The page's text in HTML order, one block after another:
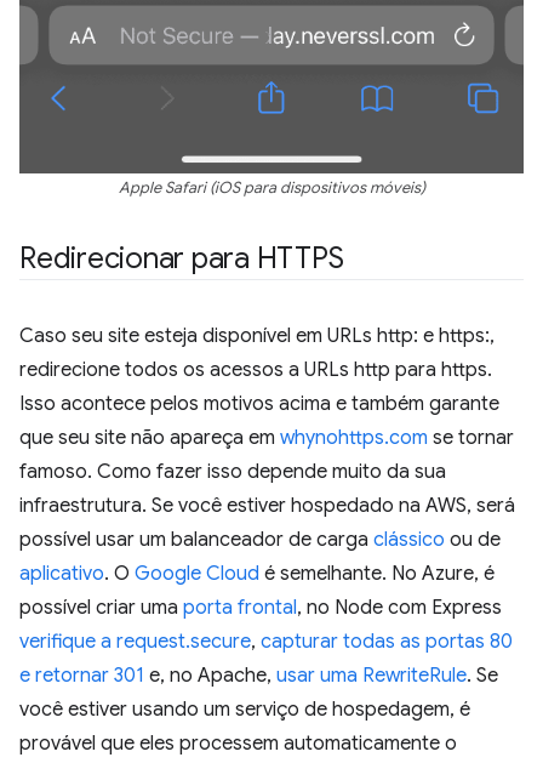
Apple Safari (iOS para dispositivos móveis)
Redirecionar para HTTPS
Caso seu site esteja disponível em URLs http: e https:,
redirecione todos os acessos a URLs http para https.
Isso acontece pelos motivos acima e também garante
que seu site não apareça em whynohttps.com se tornar
famoso. Como fazer isso depende muito da sua
infraestrutura. Se você estiver hospedado na AWS, será
possível usar um balanceador de carga clássico ou de
aplicativo. O Google Cloud é semelhante. No Azure, é
possível criar uma porta frontal, no Node com Express
verifique a request.secure, capturar todas as portas 80
e retornar 301 e, no Apache, usar uma RewriteRule. Se
você estiver usando um serviço de hospedagem, é
provável que eles processem automaticamente o